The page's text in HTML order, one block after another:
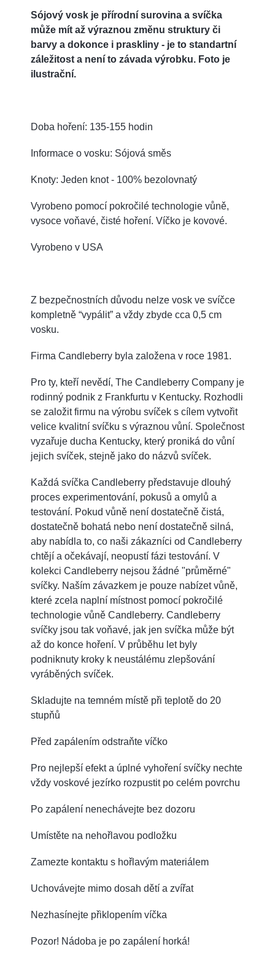
Sójový vosk je přírodní surovina a svíčka
může mít až výraznou změnu struktury či
barvy a dokonce i praskliny - je to standartní
záležitost a není to závada výrobku. Foto je
ilustrační.
Doba hoření: 135-155 hodin
Informace o vosku: Sójová směs
Knoty: Jeden knot - 100% bezolovnatý
Vyrobeno pomocí pokročilé technologie vůně,
vysoce voňavé, čisté hoření. Víčko je kovové.
Vyrobeno v USA
Z bezpečnostních důvodu nelze vosk ve svíčce
kompletně “vypálit” a vždy zbyde cca 0,5 cm
vosku.
Firma Candleberry byla založena v roce 1981.
Pro ty, kteří nevědí, The Candleberry Company je
rodinný podnik z Frankfurtu v Kentucky. Rozhodli
se založit firmu na výrobu svíček s cílem vytvořit
velice kvalitní svíčku s výraznou vůní. Společnost
vyzařuje ducha Kentucky, který proniká do vůní
jejich svíček, stejně jako do názvů svíček.
Každá svíčka Candleberry představuje dlouhý
proces experimentování, pokusů a omylů a
testování. Pokud vůně není dostatečně čistá,
dostatečně bohatá nebo není dostatečně silná,
aby nabídla to, co naši zákazníci od Candleberry
chtějí a očekávají, neopustí fázi testování. V
kolekci Candleberry nejsou žádné "průměrné"
svíčky. Naším závazkem je pouze nabízet vůně,
které zcela naplní místnost pomocí pokročilé
technologie vůně Candleberry. Candleberry
svíčky jsou tak voňavé, jak jen svíčka může být
až do konce hoření. V průběhu let byly
podniknuty kroky k neustálému zlepšování
vyráběných svíček.
Skladujte na temném místě při teplotě do 20
stupňů
Před zapálením odstraňte víčko
Pro nejlepší efekt a úplné vyhoření svíčky nechte
vždy voskové jezírko rozpustit po celém povrchu
Po zapálení nenechávejte bez dozoru
Umístěte na nehořlavou podložku
Zamezte kontaktu s hořlavým materiálem
Uchovávejte mimo dosah dětí a zvířat
Nezhasínejte přiklopením víčka
Pozor! Nádoba je po zapálení horká!